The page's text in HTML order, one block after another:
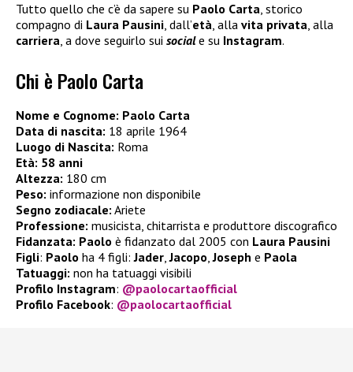
Tutto quello che c’è da sapere su Paolo Carta, storico
compagno di Laura Pausini, dall’età, alla vita privata, alla
carriera, a dove seguirlo sui sociale su Instagram.
Chi è Paolo Carta
Nome e Cognome: Paolo Carta
Data di nascita: 18 aprile 1964
Luogo di Nascita: Roma
Età: 58 anni
Altezza: 180 cm
Peso: informazione non disponibile
Segno zodiacale: Ariete
Professione: musicista, chitarrista e produttore discografico
Fidanzata: Paolo è fidanzato dal 2005 con Laura Pausini
Figli: Paolo ha 4 figli:Jader ,Jacopo ,Joseph e Paola
Tatuaggi: non ha tatuaggi visibili
Profilo Instagram: @paolocartaofficial
Profilo Facebook: @paolocartaofficial